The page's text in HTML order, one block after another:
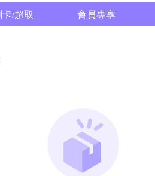
卡/超取 會員專享